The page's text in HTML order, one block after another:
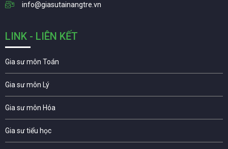
info@giasutainangtre.vn
LINK - LIÊN KẾT
Gia sư môn Toán
Gia sư môn Lý
Gia sư môn Hóa
Gia sư tiểu học